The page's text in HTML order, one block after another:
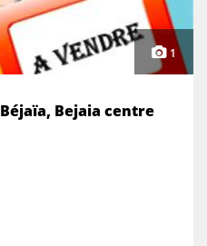
1
Vente Appartement F3 Béjaïa, Bejaia centre